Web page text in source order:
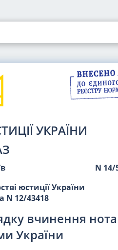
УКРАЇНИ
N 14/
юстиції України
N 12/43418
вчинення
України